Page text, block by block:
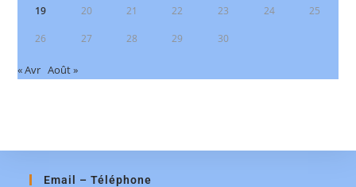
19 20 21 22 23 24 25
26 27 28 29 30
« Avr Août »
Email – Téléphone